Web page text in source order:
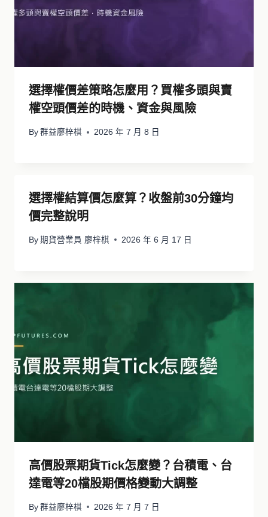
選擇權價差策略怎麼用？買權多頭與賣
權空頭價差的時機、資金與風險
By 群益廖梓棋 2026 年 7 月 8 日
選擇權結算價怎麼算？收盤前30分鐘均
價完整說明
By 期貨營業員 廖梓棋 2026 年 6 月 17 日
高價股票期貨Tick怎麼變？台積電、台
達電等20檔股期價格變動大調整
By 群益廖梓棋 2026 年 7 月 7 日